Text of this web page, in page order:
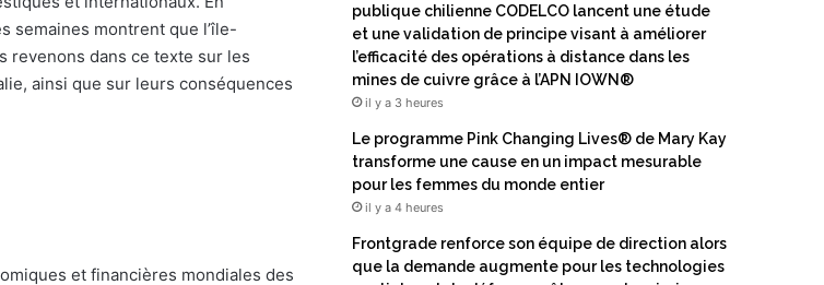
semaines montrent que l’île-
revenons dans ce texte sur les
ainsi que sur leurs conséquences
et financières mondiales des
publique chilienne CODELCO lancent une étude
et une validation de principe visant à améliorer
l’efficacité des opérations à distance dans les
mines de cuivre grâce à l’APN IOWN®
il y a 3 heures
Le programme Pink Changing Lives® de Mary Kay
transforme une cause en un impact mesurable
pour les femmes du monde entier
il y a 4 heures
Frontgrade renforce son équipe de direction alors
que la demande augmente pour les technologies